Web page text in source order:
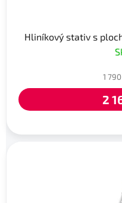
Hliníkový stativ s
1
2